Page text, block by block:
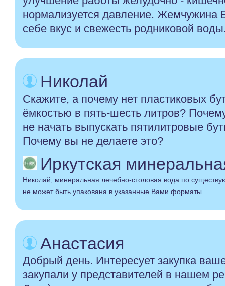
нормализуется давление. Жемчужина
себе вкус и свежесть родниковой
Николай
Скажите, а почему нет пластиковых
ёмкостью в пять-шесть литров?
не начать выпускать пятилитровые
Почему вы не делаете это?
Иркутская
Николай, минеральная лечебно-столовая вода по
не может быть упакована в указанные Вами форматы.
Анастасия
Добрый день. Интересует закупка
закупали у представителей в нашем